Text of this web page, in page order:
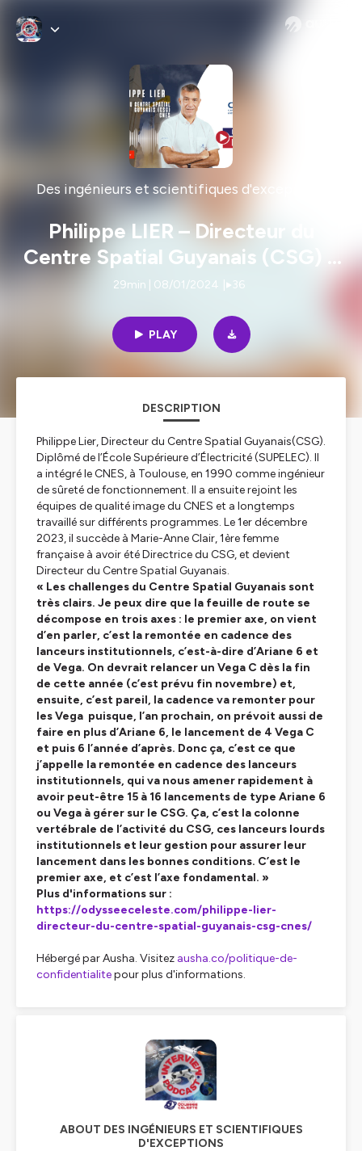
Des ingénieurs et scientifiques d'exceptions
Philippe LIER – Directeur du
Centre Spatial Guyanais (CSG) –
CNES
29min | 08/01/2024 36
PLAY
DESCRIPTION
Philippe Lier, Directeur du Centre Spatial Guyanais(CSG).
Diplômé de l’École Supérieure d’Électricité (SUPELEC). Il
a intégré le CNES, à Toulouse, en 1990 comme ingénieur
de sûreté de fonctionnement. Il a ensuite rejoint les
équipes de qualité image du CNES et a longtemps
travaillé sur différents programmes. Le 1er décembre
2023, il succède à Marie-Anne Clair, 1ère femme
française à avoir été Directrice du CSG, et devient
Directeur du Centre Spatial Guyanais.
« Les challenges du Centre Spatial Guyanais sont
très clairs. Je peux dire que la feuille de route se
décompose en trois axes : le premier axe, on vient
d’en parler, c’est la remontée en cadence des
lanceurs institutionnels, c’est-à-dire d’Ariane 6 et
de Vega. On devrait relancer un Vega C dès la fin
de cette année (c’est prévu fin novembre) et,
ensuite, c’est pareil, la cadence va remonter pour
les Vega puisque, l’an prochain, on prévoit aussi de
faire en plus d’Ariane 6, le lancement de 4 Vega C
et puis 6 l’année d’après. Donc ça, c’est ce que
j’appelle la remontée en cadence des lanceurs
institutionnels, qui va nous amener rapidement à
avoir peut-être 15 à 16 lancements de type Ariane 6
ou Vega à gérer sur le CSG. Ça, c’est la colonne
vertébrale de l’activité du CSG, ces lanceurs lourds
institutionnels et leur gestion pour assurer leur
lancement dans les bonnes conditions. C’est le
premier axe, et c’est l’axe fondamental. »
Plus d'informations sur :
https://odysseeceleste.com/philippe-lier-
directeur-du-centre-spatial-guyanais-csg-cnes/
Hébergé par Ausha. Visitez ausha.co/politique-de-
confidentialitepour plus d'informations.
ABOUT DES INGÉNIEURS ET SCIENTIFIQUES
D'EXCEPTIONS